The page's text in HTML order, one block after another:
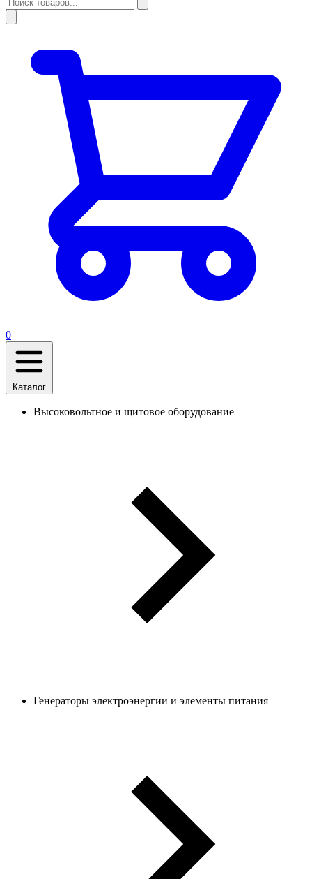
0
Каталог
Высоковольтное и щитовое оборудование
Генераторы электроэнергии и элементы питания